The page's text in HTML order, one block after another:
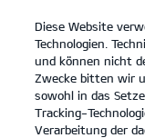
open
menu
... KIA
Diese Website
Technologien.
und können nicht
Zwecke bitten wir
sowohl in das
Tracking-
Verarbeitung der